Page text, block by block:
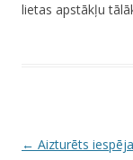
lietas apstākļu
P
← Aizturēts